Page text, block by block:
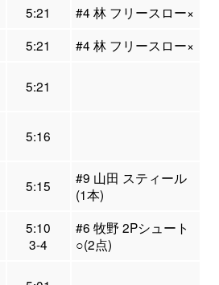
5:21
#4 林 フリースロー×
5:21
#4 林 フリースロー×
5:21
5:16
5:15
#9 山田 スティール
(1本)
5:10
3-4
#6 牧野 2Pシュート
○(2点)